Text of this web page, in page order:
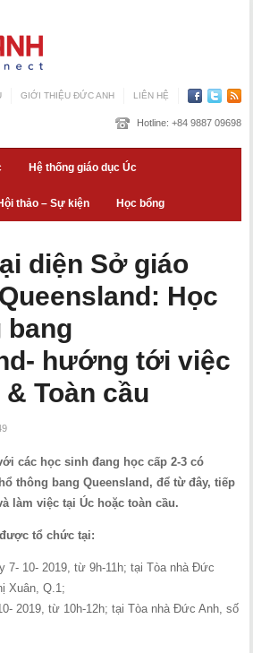
GIỚI THIỆU ĐỨC ANH LIÊN HỆ
Hotline: +84 9887 09698
Hệ thống giáo dục Úc
thảo – Sự kiện Học bổng
diện Sở giáo
Học
bang
hướng tới việc
Toàn cầu
các học sinh đang học cấp 2-3 có
thông bang Queensland, để từ đây, tiếp
làm việc tại Úc hoặc toàn cầu.
tổ chức tại:
7- 10- 2019, từ 9h-11h; tại Tòa nhà Đức
Xuân, Q.1;
2019, từ 10h-12h; tại Tòa nhà Đức Anh, số